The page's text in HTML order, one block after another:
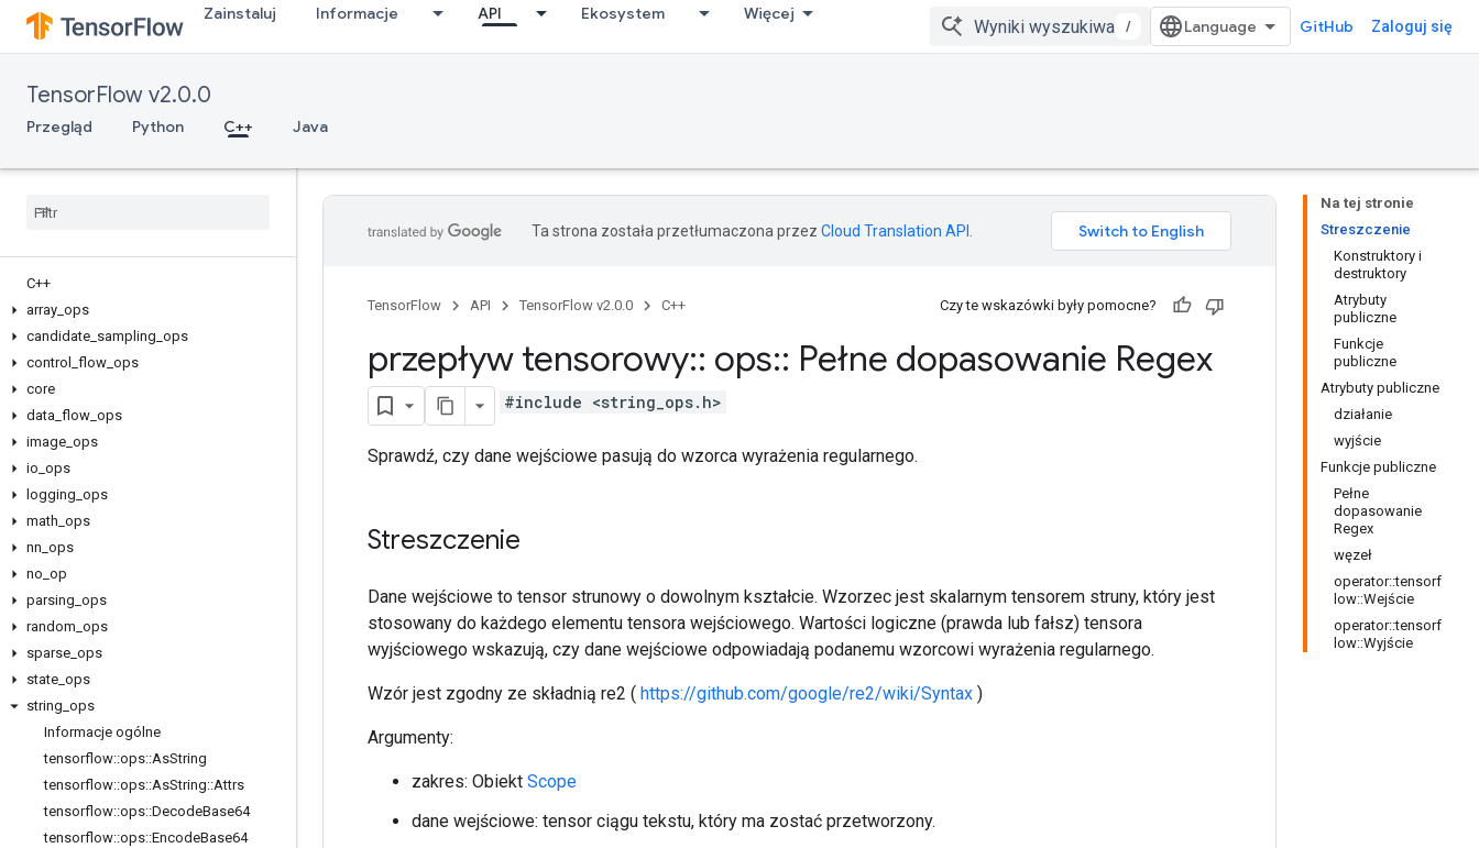
Zainstaluj Informacje API Ekosystem Więcej
/ GitHub Zaloguj się
TensorFlow v2.0.0
Przegląd Python C++ Java
C++
array ops
candidate sampling ops
control
flow ops
core
data flow ops
image ops
io ops
logging ops
math ops
nn ops
no op
parsing ops
random ops
sparse ops
state ops
string ops
Informacje ogólne
tensorflow::ops::AsString
tensorflow::ops::AsString::Attrs
tensorflow::ops::DecodeBase64
tensorflow::ops::EncodeBase64
Na tej stronie
Streszczenie
Konstruktory i
destruktory
Atrybuty
publiczne
Funkcje
publiczne
Atrybuty publiczne
działanie
wyjście
Funkcje publiczne
Pełne
dopasowanie
Regex
węzeł
operator::tensorf
low::Wejście
operator::tensorf
low::Wyjście
Ta strona została przetłumaczona przez Cloud Translation API
TensorFlow API TensorFlow v2.0.0 C++ Czy te wskazówki były pomocne?
przepływ tensorowy:: ops:: Pełne dopasowanie Regex
#include <string_ops.h>
Sprawdź, czy dane wejściowe pasują do wzorca wyrażenia regularnego.
Streszczenie
Dane wejściowe to tensor strunowy o dowolnym kształcie. Wzorzec jest skalarnym tensorem struny, który jest
stosowany do każdego elementu tensora wejściowego. Wartości logiczne (prawda lub fałsz) tensora
wyjściowego wskazują, czy dane wejściowe odpowiadają podanemu wzorcowi wyrażenia regularnego.
Wzór jest zgodny ze składnią re2 ( https://github.com/google/re2/wiki/Syntax )
Argumenty:
zakres: Obiekt Scope
dane wejściowe: tensor ciągu tekstu, który ma zostać przetworzony.